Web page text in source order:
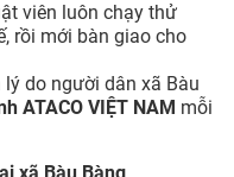
viên luôn chạy thử
rồi mới bàn giao cho
do người dân xã Bàu
ATACO VIỆT NAM mỗi